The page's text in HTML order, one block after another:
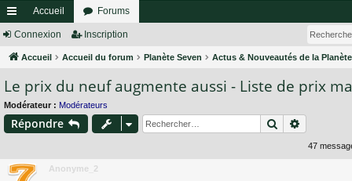
ac
co
ur
ci
Accueil Forums
Connexion Inscription
Accueil Accueil du forum Planète Seven Actus & Nouveautés de la
Le prix du neuf augmente aussi - Liste de prix
Modérateur : Modérateurs
Répondre Rechercher
47
Anonyme_2